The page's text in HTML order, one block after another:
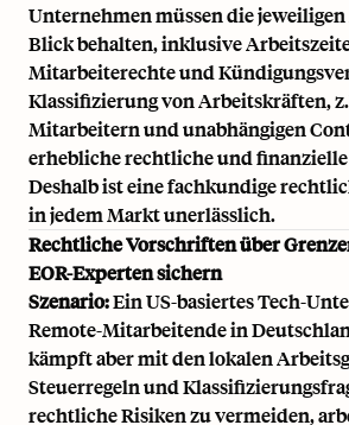
Unternehmen müssen die
Blick behalten, inklusive
Mitarbeiterechte und
Klassifizierung von Arbeitskräften,
Mitarbeitern und unabhängigen
erhebliche rechtliche und finanzielle
Deshalb ist eine fachkundige
in jedem Markt unerlässlich.
Rechtliche Vorschriften über
EOR-Experten sichern
Szenario:Ein US-basiertes Tech-
Remote-Mitarbeitende in
kämpft aber mit den lokalen
Steuerregeln und
rechtliche Risiken zu vermeiden,